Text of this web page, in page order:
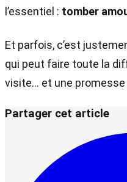
l’essentiel : tomber
Et parfois, c’est
qui peut faire toute la
visite… et une promesse
Partager cet article